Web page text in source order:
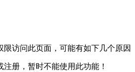
限访问此页面，可能有如下几个原因
注册，暂时不能使用此功能！